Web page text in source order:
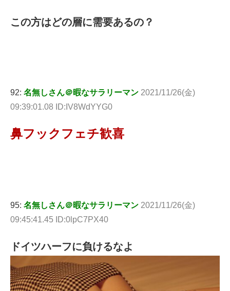
この方はどの層に需要あるの？
92: 名無しさん＠暇なサラリーマン 2021/11/26(金)
09:39:01.08 ID:IV8WdYYG0
鼻フックフェチ歓喜
95: 名無しさん＠暇なサラリーマン 2021/11/26(金)
09:45:41.45 ID:0lpC7PX40
ドイツハーフに負けるなよ